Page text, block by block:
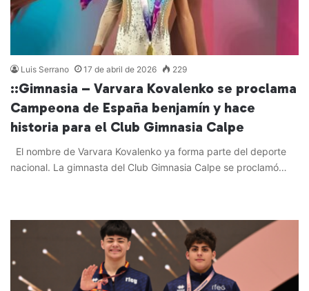
Luis Serrano 17 de abril de 2026 229
::Gimnasia – Varvara Kovalenko se proclama
Campeona de España benjamín y hace
historia para el Club Gimnasia Calpe
El nombre de Varvara Kovalenko ya forma parte del deporte
nacional. La gimnasta del Club Gimnasia Calpe se proclamó…